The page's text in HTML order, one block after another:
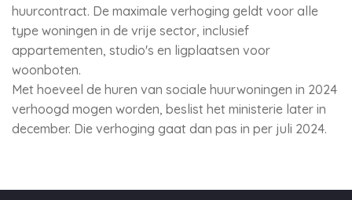
huurcontract. De maximale verhoging geldt voor alle
type woningen in de vrije sector, inclusief
appartementen, studio's en ligplaatsen voor
woonboten.
Met hoeveel de huren van sociale huurwoningen in 2024
verhoogd mogen worden, beslist het ministerie later in
december. Die verhoging gaat dan pas in per juli 2024.